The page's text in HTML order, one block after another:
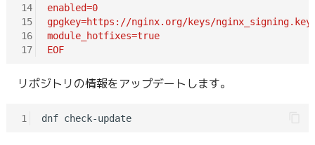
14
15
16
17
enabled=0
gpgkey=https://nginx.org/keys/nginx_signing.key
module_hotfixes=true
EOF
リポジトリの情報をアップデートします。
1 dnf check-update